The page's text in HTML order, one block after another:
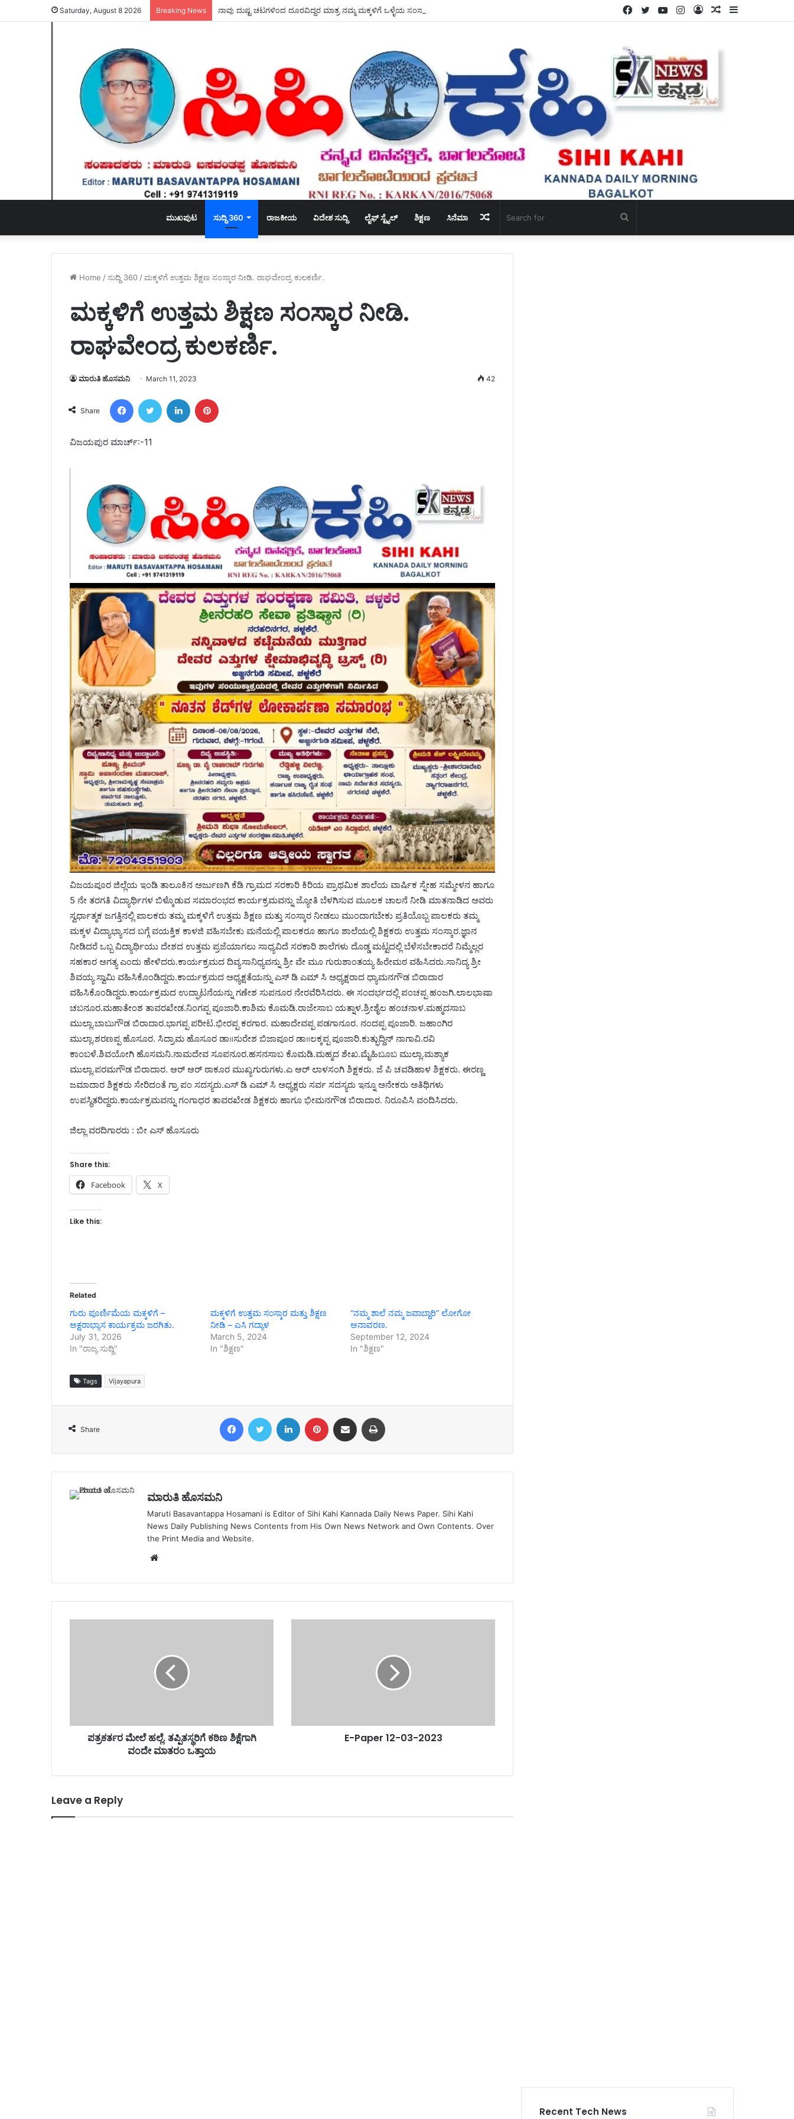
Saturday, August 8 2026 Breaking News ನಾವು ದುಷ್ಟ ಚಟಗಳಿಂದ ದೂರವಿದ್ದರ ಮಾತ್ರ ನಮ್ಮ ಮಕ್ಕಳಿಗೆ ಒಳ್ಳೆಯ ಸಂಸ್ಕಾರ ಕೊಡಲು – ಸಾಧ್ಯ ಆರ್.ಎಸ್ ಗಂಗನಹಳ್ಳಿ. Sidebar
Random
Log
Instagram
YouTube
Twitter
Facebook
ಮುಖಪುಟ ಸುದ್ದಿ 360 ರಾಜಕೀಯ ವಿದೇಶ ಸುದ್ದಿ ಲೈಫ್ ಸ್ಟೈಲ್ ಶಿಕ್ಷಣ ಸಿನೆಮಾ Search
Random
Article
Home /ಸುದ್ದಿ 360 /ಮಕ್ಕಳಿಗೆ ಉತ್ತಮ ಶಿಕ್ಷಣ ಸಂಸ್ಕಾರ ನೀಡಿ. ರಾಘವೇಂದ್ರ ಕುಲಕರ್ಣಿ.
ಮಕ್ಕಳಿಗೆ ಉತ್ತಮ ಶಿಕ್ಷಣ ಸಂಸ್ಕಾರ ನೀಡಿ.
ರಾಘವೇಂದ್ರ ಕುಲಕರ್ಣಿ.
ಮಾರುತಿ ಹೊಸಮನಿ March 11, 2023 42
Share
FacebookTwitter LinkedIn
ವಿಜಯಪುರ ಮಾರ್ಚ್:-11
ವಿಜಯಪೂರ ಜಿಲ್ಲೆಯ ಇಂಡಿ ತಾಲೂಕಿನ ಅರ್ಜುಣಗಿ ಕೆಡಿ ಗ್ರಾಮದ ಸರಕಾರಿ ಕಿರಿಯ ಪ್ರಾಥಮಿಕ ಶಾಲೆಯ ವಾರ್ಷಿಕ ಸ್ನೇಹ ಸಮ್ಮೇಳನ ಹಾಗೂ
5 ನೇ ತರಗತಿ ವಿದ್ಯಾರ್ಥಿಗಳ ಬಿಳ್ಕೊಡುವ ಸಮಾರಂಭದ ಕಾರ್ಯಕ್ರಮವನ್ನು ಜ್ಯೋತಿ ಬೆಳಗಿಸುವ ಮೂಲಕ ಚಾಲನೆ ನೀಡಿ ಮಾತನಾಡಿದ ಅವರು
ಸ್ವರ್ಧಾತ್ಮಕ ಜಗತ್ತಿನಲ್ಲಿ ಪಾಲಕರು ತಮ್ಮ ಮಕ್ಕಳಿಗೆ ಉತ್ತಮ ಶಿಕ್ಷಣ ಮತ್ತು ಸಂಸ್ಕಾರ ನೀಡಲು ಮುಂದಾಗಬೇಕು ಪ್ರತಿಯೊಬ್ಬ ಪಾಲಕರು ತಮ್ಮ
ಮಕ್ಕಳ ವಿದ್ಯಾಭ್ಯಾಸದ ಬಗ್ಗೆ ವಯಕ್ತಿಕ ಕಾಳಜಿ ವಹಿಸಬೇಕು ಮನೆಯಲ್ಲಿ ಪಾಲಕರೂ ಹಾಗೂ ಶಾಲೆಯಲ್ಲಿ ಶಿಕ್ಷಕರು ಉತ್ತಮ ಸಂಸ್ಕಾರ.ಜ್ಞಾನ
ನೀಡಿದರೆ ಒಬ್ಬ ವಿದ್ಯಾರ್ಥಿಯು ದೇಶದ ಉತ್ತಮ ಪ್ರಜೆಯಾಗಲು ಸಾಧ್ಯವಿದೆ ಸರಕಾರಿ ಶಾಲೆಗಳು ದೊಡ್ಡ ಮಟ್ಟದಲ್ಲಿ ಬೆಳೆಸಬೇಕಾದರೆ ನಿಮ್ಮೆಲ್ಲರ
ಸಹಕಾರ ಅಗತ್ಯ ಎಂದು ಹೇಳಿದರು.ಕಾರ್ಯಕ್ರಮದ ದಿವ್ಯಸಾನಿಧ್ಯವನ್ನು ಶ್ರೀ ವೇ ಮೂ ಗುರುಶಾಂತಯ್ಯ ಹಿರೇಮಠ ವಹಿಸಿದರು.ಸಾನಿದ್ಯ ಶ್ರೀ
ಶಿವಯ್ಯ ಸ್ವಾಮಿ ವಹಿಸಿಕೊಂಡಿದ್ದರು.ಕಾರ್ಯಕ್ರಮದ ಅಧ್ಯಕ್ಷತೆಯನ್ನು ಎಸ್ ಡಿ ಎಮ್ ಸಿ ಅಧ್ಯಕ್ಷರಾದ ಧ್ಯಾಮನಗೌಡ ಬಿರಾದಾರ
ವಹಿಸಿಕೊಂಡಿದ್ದರು.ಕಾರ್ಯಕ್ರಮದ ಉದ್ಘಾಟನೆಯನ್ನು ಗಣೇಶ ಸುಪನೂರ ನೇರವೆರಿಸಿದರು. ಈ ಸಂದರ್ಭದಲ್ಲಿ ಪಂಚಪ್ಪ ಹಂಜಗಿ.ಲಾಲಭಾಷಾ
ಚಬನೂರ.ಮಹಾತೇಂಶ ತಾವರಖೇಡ.ನಿಂಗಪ್ಪ ಪೂಜಾರಿ.ಕಾಶಿಮ ಕೊಮಡಿ.ರಾಜೇಸಾಬ ಯತ್ನಾಳ.ಶ್ರೀಶೈಲ ಹಂಚನಾಳ.ಮಹ್ಮದಸಾಬ
ಮುಲ್ಲಾ.ಬಾಬುಗೌಡ ಬಿರಾದಾರ.ಭಾಗಪ್ಪ ಪರೀಟ.ಭೀರಪ್ಪ ಕರಗಾರ. ಮಹಾದೇವಪ್ಪ ಪಡಗಾನೂರ. ನಂದಪ್ಪ ಪೂಜಾರಿ. ಜಹಾಂಗಿರ
ಮುಲ್ಲಾ.ಶರಣಪ್ಪ ಹೊಸೂರ. ಸಿದ್ರಾಮ ಹೊಸೂರ ಡಾ॥ಸುರೇಶ ಬಿಜಾಪೂರ ಡಾ॥ಲಕ್ಕಪ್ಪ ಪೂಜಾರಿ.ಕುತ್ಭುದ್ದಿನ್ ನಾಗಾವಿ.ರವಿ
ಕಾಂಬಳೆ.ಶಿವಯೋಗಿ ಹೊಸಮನಿ.ನಾಮದೇವ ಸೂಪನೂರ.ಹಸನಸಾಬ ಕೊಮಡಿ.ಮಹ್ಮದ ಶೇಖ.ಮೈಹಿಬೂಬ ಮುಲ್ಲಾ.ಮಶ್ಯಾಕ
ಮುಲ್ಲಾ.ಪರಮಗೌಡ ಬಿರಾದಾರ. ಆರ್ ಆರ್ ಠಾಕೂರ ಮುಖ್ಯಗುರುಗಳು.ಎ ಆರ್ ಲಾಳಸಂಗಿ ಶಿಕ್ಷಕರು. ಜೆ ಪಿ ಚವಡಿಹಾಳ ಶಿಕ್ಷಕರು. ಈರಣ್ಣ
ಜಮಾದಾರ ಶಿಕ್ಷಕರು ಸೇರಿದಂತೆ ಗ್ರಾ ಪಂ ಸದಸ್ಯರು.ಎಸ್ ಡಿ ಎಮ್ ಸಿ ಅಧ್ಯಕ್ಷರು ಸರ್ವ ಸದಸ್ಯರು ಇನ್ನೂ ಅನೇಕರು ಅತಿಥಿಗಳು
ಉಪಸ್ಥಿತರಿದ್ದರು.ಕಾರ್ಯಕ್ರಮವನ್ನು ಗಂಗಾಧರ ತಾವರಖೇಡ ಶಿಕ್ಷಕರು ಹಾಗೂ ಭೀಮನಗೌಡ ಬಿರಾದಾರ. ನಿರೂಪಿಸಿ ವಂದಿಸಿದರು.
ಜಿಲ್ಲಾ ವರದಿಗಾರರು : ಬೀ ಎಸ್ ಹೊಸೂರು
Share this:
Facebook X
Like this:
Related
ಗುರು ಪೂರ್ಣಿಮೆಯ ಮಕ್ಕಳಿಗೆ –
ಅಕ್ಷರಾಭ್ಯಾಸ ಕಾರ್ಯಕ್ರಮ ಜರಗಿತು.
July 31, 2026
In "ರಾಜ್ಯ ಸುದ್ದಿ"
ಮಕ್ಕಳಿಗೆ ಉತ್ತಮ ಸಂಸ್ಕಾರ ಮತ್ತು ಶಿಕ್ಷಣ
ನೀಡಿ – ಎಸಿ ಗದ್ಯಾಳ
March 5, 2024
In "ಶಿಕ್ಷಣ"
“ನಮ್ಮ ಶಾಲೆ ನಮ್ಮ ಜವಾಬ್ದಾರಿ” ಲೋಗೋ
ಅನಾವರಣ.
September 12, 2024
In "ಶಿಕ್ಷಣ"
Tags Vijayapura
Share
FacebookTwitter LinkedIn Pinterest Share via Email
ಮಾರುತಿ ಹೊಸಮನಿ
Maruti Basavantappa Hosamani is Editor of Sihi Kahi Kannada Daily News Paper. Sihi Kahi
News Daily Publishing News Contents from His Own News Network and Own Contents. Over
the Print Media and Website.
Website
ಪತ್ರಕರ್ತರ ಮೇಲೆ ಹಲ್ಲೆ. ತಪ್ಪಿತಸ್ಥರಿಗೆ ಕಠಿಣ ಶಿಕ್ಷೆಗಾಗಿ
ವಂದೇ ಮಾತರಂ ಒತ್ತಾಯ
E-Paper 12-03-2023
Leave a Reply
Recent Tech News